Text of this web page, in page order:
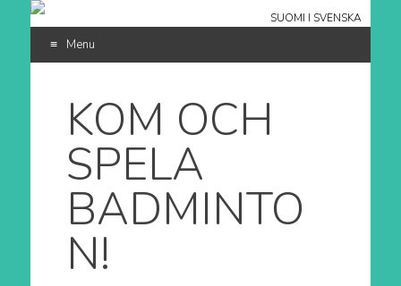
SUOMI ISVENSKA
Menu
CONTENTKOM OCH
SPELA
BADMINTO
N!